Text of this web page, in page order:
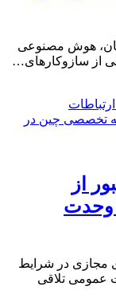
هوش مصنوعی
از سازوکارهای…
از
وحدت
مجازی در شرایط
عمومی تلاقی